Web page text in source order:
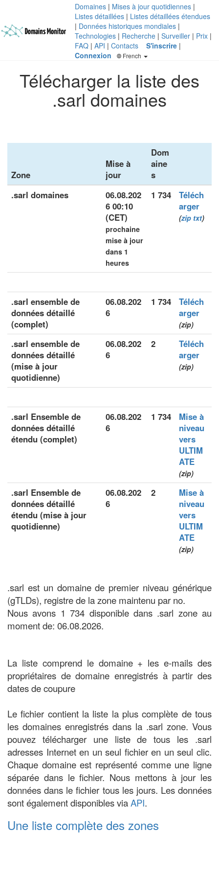
Domaines | Mises à jour quotidiennes |
Listes détaillées | Listes détaillées étendues
| Données historiques mondiales |
Technologies | Recherche | Surveiller | Prix |
FAQ | API | Contacts S'inscrire |
Connexion
French
Télécharger la liste des
.sarl domaines
Zone
Mise à
jour
Dom
aine
s
.sarl domaines
06.08.202
6 00:10
(CET)
prochaine
mise à jour
dans 1
heures
1 734
Téléch
arger
(zip txt)
.sarl ensemble de
données détaillé
(complet)
06.08.202
6
1 734
Téléch
arger
(zip)
.sarl ensemble de
données détaillé
(mise à jour
quotidienne)
06.08.202
6
2
Téléch
arger
(zip)
.sarl Ensemble de
données détaillé
étendu (complet)
06.08.202
6
1 734
Mise à
niveau
vers
ULTIM
ATE
(zip)
.sarl Ensemble de
données détaillé
étendu (mise à jour
quotidienne)
06.08.202
6
2
Mise à
niveau
vers
ULTIM
ATE
(zip)
.sarl est un domaine de premier niveau générique
(gTLDs), registre de la zone maintenu par no.
Nous avons 1 734 disponible dans .sarl zone au
moment de: 06.08.2026.
La liste comprend le domaine + les e-mails des
propriétaires de domaine enregistrés à partir des
dates de coupure
Le fichier contient la liste la plus complète de tous
les domaines enregistrés dans la .sarl zone. Vous
pouvez télécharger une liste de tous les .sarl
adresses Internet en un seul fichier en un seul clic.
Chaque domaine est représenté comme une ligne
séparée dans le fichier. Nous mettons à jour les
données dans le fichier tous les jours. Les données
sont également disponibles viaAPI.
Une liste complète des zones